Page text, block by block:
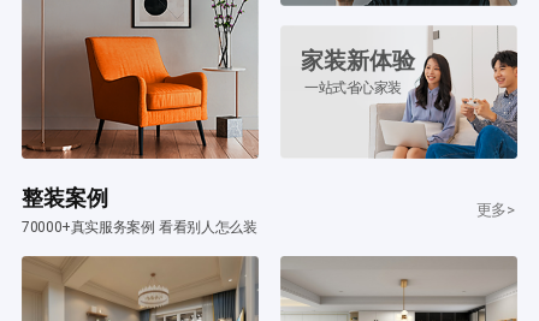
家装新体验
一站式省心家装
整装案例
70000+真实服务案例 看看别人怎么装
更多>